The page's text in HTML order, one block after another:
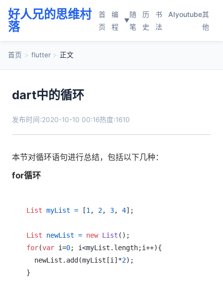
好人兄的思维村
落
首
页
编
程
▼
随
笔
历
史
书
法
AIyoutube其
他
首页 > flutter > 正文
dart中的循环
发布时间:2020-10-10 00:16热度:1610
本节对循环语句进行总结，包括以下几种：
for循环
List myList = [1 , 2, 3, 4];
List newList = new List
for(var i=0; i<myList.length;i++){
  newList.add(myList[i]*
2);